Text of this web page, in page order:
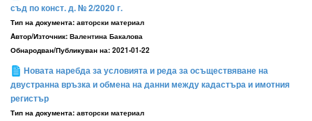
съд по конст. д. № 2/2020 г.
Тип на документа: авторски материал
Aвтор/Източник: Валентина Бакалова
Обнародван/Публикуван на: 2021-01-22
Новата наребда за условията и реда за осъществяване на
двустранна връзка и обмена на данни между кадастъра и имотния
регистър
Тип на документа: авторски материал